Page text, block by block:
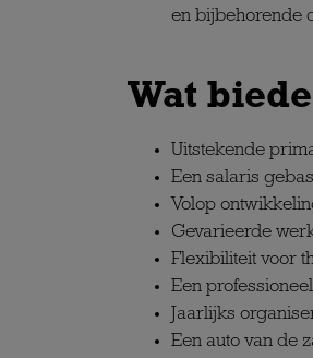
en bijbehorende
Wat
Uitstekende
Een salaris
Volop
Gevarieerde
Flexibiliteit voor
Een
Jaarlijks
Een auto van de